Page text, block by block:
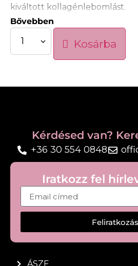
kiváltott kollagénlebomlást.
Széles spektrumú UVA/
A legmodernebb UV-
működnek, hogy
Akár 24 órás hidratálás
Bővebben
Kosárba
Iratkozz fel
Feliratkozás
Kérdésed van?
+36 30 554 0848
ÁSZF